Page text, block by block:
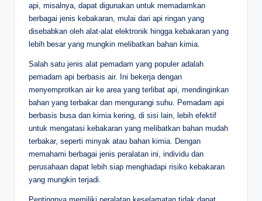
api, misalnya, dapat digunakan untuk memadamkan
berbagai jenis kebakaran, mulai dari api ringan yang
disebabkan oleh alat-alat elektronik hingga kebakaran yang
lebih besar yang mungkin melibatkan bahan kimia.
Salah satu jenis alat pemadam yang populer adalah
pemadam api berbasis air. Ini bekerja dengan
menyemprotkan air ke area yang terlibat api, mendinginkan
bahan yang terbakar dan mengurangi suhu. Pemadam api
berbasis busa dan kimia kering, di sisi lain, lebih efektif
untuk mengatasi kebakaran yang melibatkan bahan mudah
terbakar, seperti minyak atau bahan kimia. Dengan
memahami berbagai jenis peralatan ini, individu dan
perusahaan dapat lebih siap menghadapi risiko kebakaran
yang mungkin terjadi.